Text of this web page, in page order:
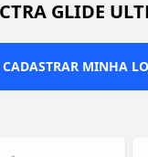
design majestoso
em
Glide evoluiu
ao mercado
GLIDE
MINHA